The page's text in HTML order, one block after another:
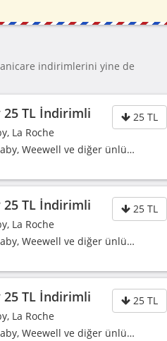
indirimlerini yine de
25 TL
TL İndirimli
La Roche
Weewell ve diğer ünlü…
25 TL
TL İndirimli
La Roche
Weewell ve diğer ünlü…
25 TL
TL İndirimli
La Roche
Weewell ve diğer ünlü…